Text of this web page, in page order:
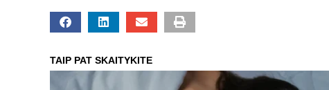
TAIP PAT SKAITYKITE